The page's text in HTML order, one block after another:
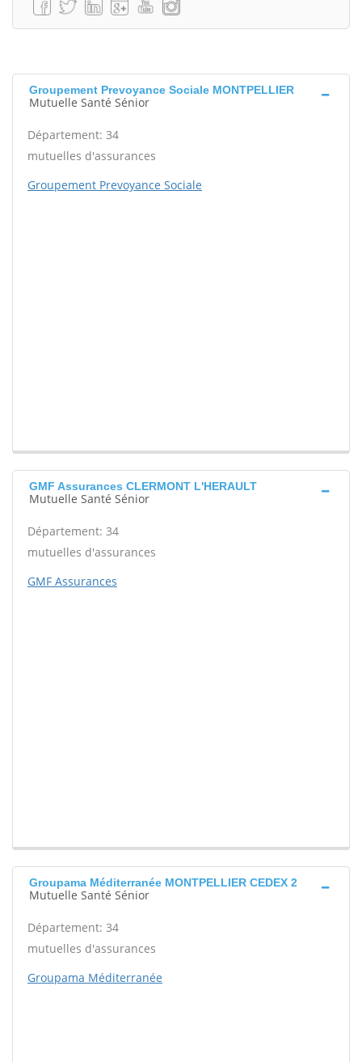
Groupement Prevoyance Sociale MONTPELLIER
Mutuelle Santé Sénior
Département: 34
mutuelles d'assurances
Groupement Prevoyance Sociale
GMF Assurances CLERMONT L'HERAULT
Mutuelle Santé Sénior
Département: 34
mutuelles d'assurances
GMF Assurances
Groupama Méditerranée MONTPELLIER CEDEX 2
Mutuelle Santé Sénior
Département: 34
mutuelles d'assurances
Groupama Méditerranée